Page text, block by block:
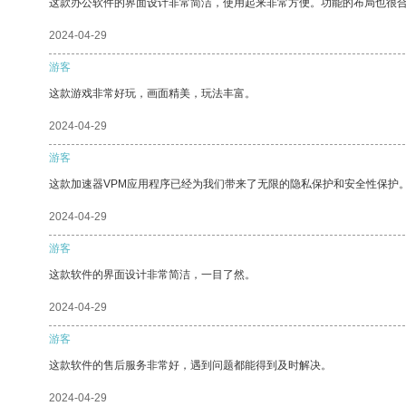
这款办公软件的界面设计非常简洁，使用起来非常方便。功能的布局也很
2024-04-29
游客
这款游戏非常好玩，画面精美，玩法丰富。
2024-04-29
游客
这款加速器VPM应用程序已经为我们带来了无限的隐私保护和安全性保护。
2024-04-29
游客
这款软件的界面设计非常简洁，一目了然。
2024-04-29
游客
这款软件的售后服务非常好，遇到问题都能得到及时解决。
2024-04-29